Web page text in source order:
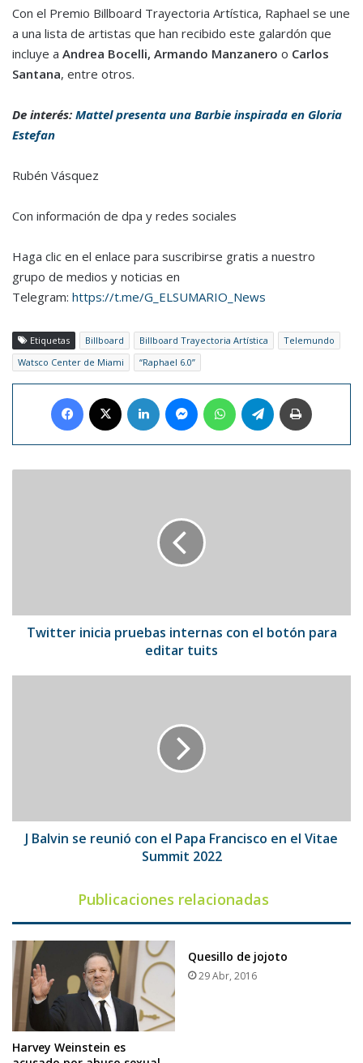
Con el Premio Billboard Trayectoria Artística, Raphael se une
a una lista de artistas que han recibido este galardón que
incluye a Andrea Bocelli, Armando Manzanero o Carlos
Santana, entre otros.
De interés: Mattel presenta una Barbie inspirada en Gloria
Estefan
Rubén Vásquez
Con información de dpa y redes sociales
Haga clic en el enlace para suscribirse gratis a nuestro
grupo de medios y noticias en
Telegram: https://t.me/G_ELSUMARIO_News
Etiquetas Billboard Billboard Trayectoria Artística
Telemundo
Watsco Center de Miami
“Raphael 6.0”
Facebook LinkedIn MessengerWhatsAppTelegram
editar
tuitsTwitter inicia pruebas internas con el botón para
editar tuits
en
J Balvin se reunió con el Papa Francisco en el Vitae
Summit 2022
Publicaciones relacionadas
Harvey Weinstein es
Quesillo de jojoto
29 Abr, 2016